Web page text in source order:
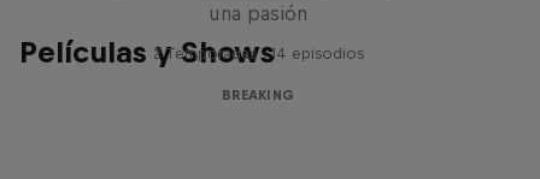
Películas y Shows
una pasión
2 Temporadas · 14 episodios
BREAKING